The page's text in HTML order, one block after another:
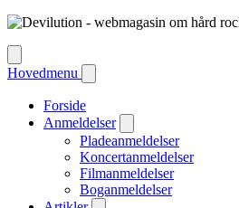
Hovedmenu
Forside
Anmeldelser
Pladeanmeldelser
Koncertanmeldelser
Filmanmeldelser
Boganmeldelser